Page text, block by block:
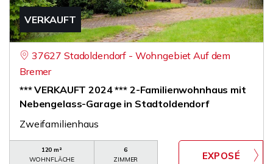
VERKAUFT
37627 Stadoldendorf - Wohngebiet Auf dem
Bremer
*** VERKAUFT 2024 *** 2-Familienwohnhaus mit
Nebengelass-Garage in Stadtoldendorf
Zweifamilienhaus
120 m²
WOHNFLÄCHE
6
ZIMMER